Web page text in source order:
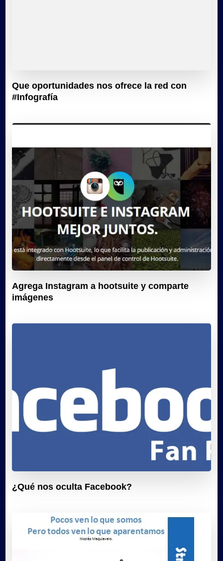
Que oportunidades nos ofrece la red con
#Infografía
Agrega Instagram a hootsuite y comparte
imágenes
¿Qué nos oculta Facebook?